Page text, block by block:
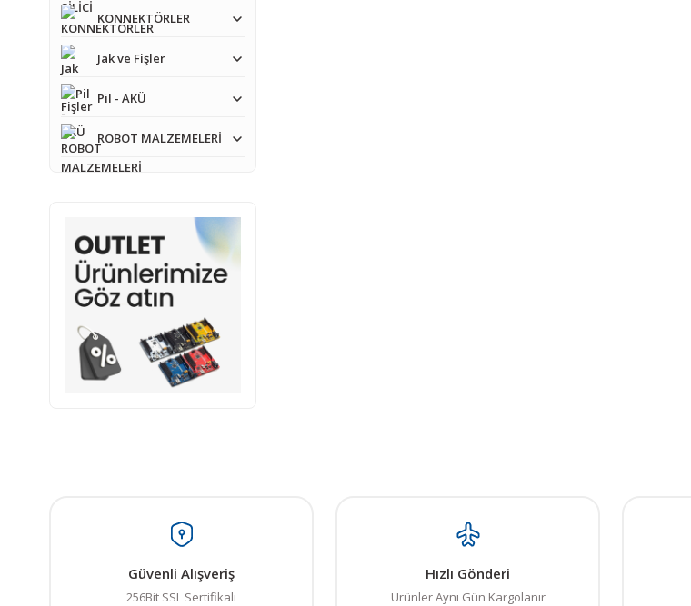
KONNEKTÖRLER
Jak ve Fişler
Pil - AKÜ
ROBOT MALZEMELERİ
Güvenli Alışveriş
256Bit SSL Sertifikalı
Hızlı Gönderi
Ürünler Aynı Gün Kargolanır